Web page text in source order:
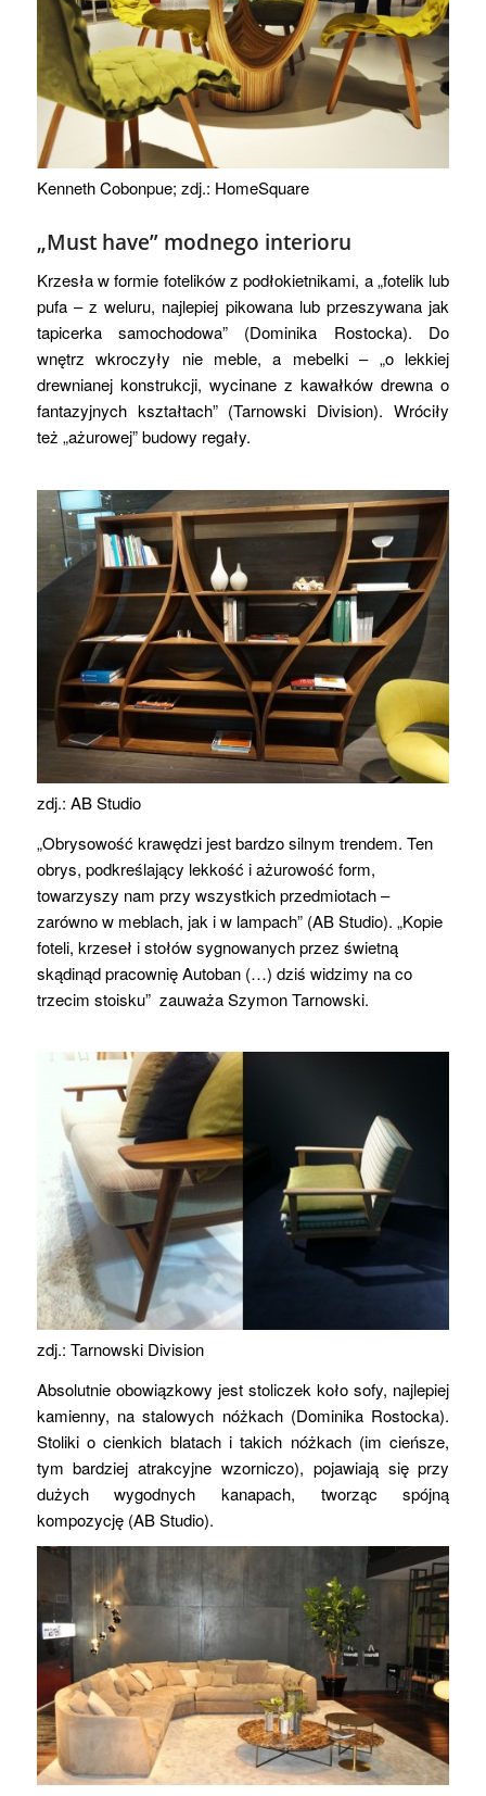
Kenneth Cobonpue; zdj.: HomeSquare
„Must have” modnego interioru
Krzesła w formie fotelików z podłokietnikami, a „fotelik lub
pufa – z weluru, najlepiej pikowana lub przeszywana jak
tapicerka samochodowa” (Dominika Rostocka). Do
wnętrz wkroczyły nie meble, a mebelki – „o lekkiej
drewnianej konstrukcji, wycinane z kawałków drewna o
fantazyjnych kształtach” (Tarnowski Division). Wróciły
też „ażurowej” budowy regały.
zdj.: AB Studio
„Obrysowość krawędzi jest bardzo silnym trendem. Ten
obrys, podkreślający lekkość i ażurowość form,
towarzyszy nam przy wszystkich przedmiotach –
zarówno w meblach, jak i w lampach” (AB Studio). „Kopie
foteli, krzeseł i stołów sygnowanych przez świetną
skądinąd pracownię Autoban (…) dziś widzimy na co
trzecim stoisku” zauważa Szymon Tarnowski.
zdj.: Tarnowski Division
Absolutnie obowiązkowy jest stoliczek koło sofy, najlepiej
kamienny, na stalowych nóżkach (Dominika Rostocka).
Stoliki o cienkich blatach i takich nóżkach (im cieńsze,
tym bardziej atrakcyjne wzorniczo), pojawiają się przy
dużych wygodnych kanapach, tworząc spójną
kompozycję (AB Studio).